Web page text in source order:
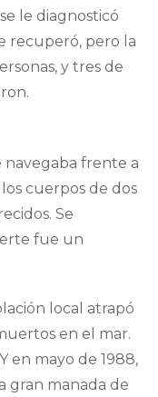
le diagnosticó
recuperó, pero la
y tres de
frente a
cuerpos de dos
Se
fue un
local atrapó
en el mar.
en mayo de 1988,
gran manada de